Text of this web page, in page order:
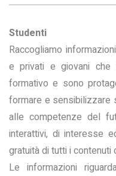
Studenti
Raccogliamo
e privati e giovani che
formativo e sono
formare e sensibilizzare
alle competenze del
interattivi, di interesse
gratuità di tutti i contenuti
Le informazioni